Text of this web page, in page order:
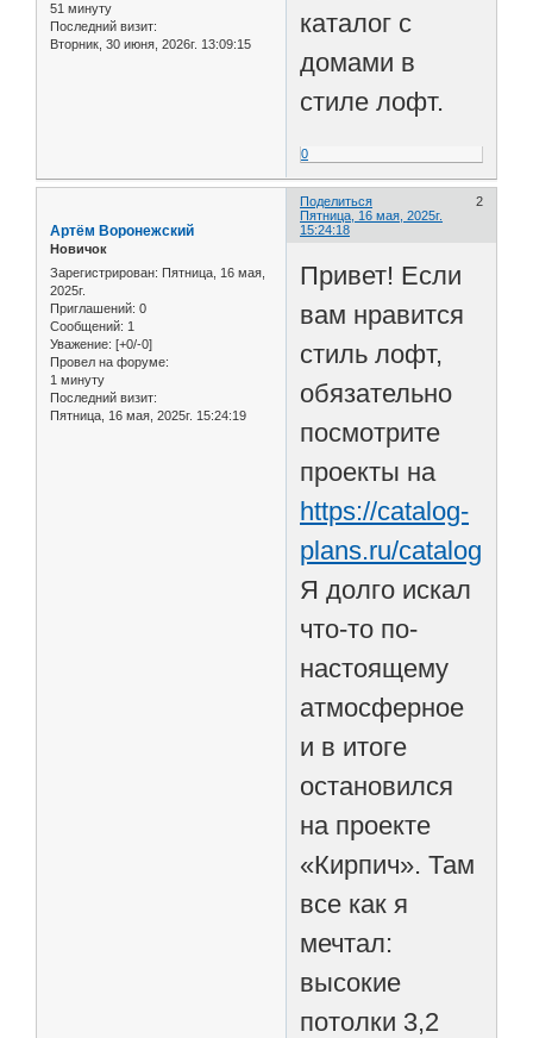
51 минуту
Последний визит:
Вторник, 30 июня, 2026г. 13:09:15
каталог с
домами в
стиле лофт.
0
Поделиться
2
Пятница, 16 мая, 2025г.
15:24:18
Артём Воронежский
Новичок
Зарегистрирован: Пятница, 16 мая,
2025г.
Приглашений: 0
Сообщений: 1
Уважение: [+0/-0]
Провел на форуме:
1 минуту
Последний визит:
Пятница, 16 мая, 2025г. 15:24:19
Привет! Если
вам нравится
стиль лофт,
обязательно
посмотрите
проекты на
https://catalog-
plans.ru/catalog
Я долго искал
что-то по-
настоящему
атмосферное
и в итоге
остановился
на проекте
«Кирпич». Там
все как я
мечтал:
высокие
потолки 3,2